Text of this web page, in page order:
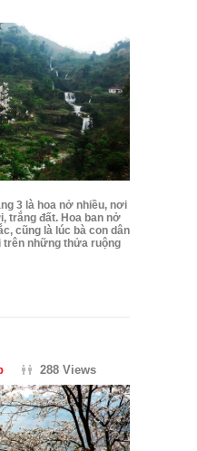
3 là hoa nở nhiều, nơi
trắng đất. Hoa ban nở
cũng là lúc bà con dân
trên những thửa ruộng
288 Views